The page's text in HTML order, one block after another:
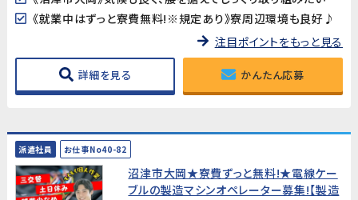
《就業中はずっと寮費無料!※規定あり》寮周辺環境も良好♪
注目ポイントをもっと見る
詳細を見る かんたん応募
派遣社員 お仕事No40-82
沼津市大岡★寮費ずっと無料!★電線ケー
ブルの製造マシンオペレーター募集!【製造